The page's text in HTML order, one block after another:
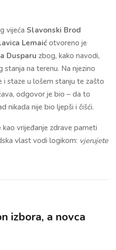
vijeća Slavonski Brod
Lemaić otvoreno je
Dusparu zbog, kako navodi,
na terenu. Na njezino
i staze u lošem stanju te zašto
odgovor je bio – da to
nikada nije bio ljepši i čišći.
kao vrijeđanje zdrave pameti
vlast vodi logikom: vjerujete
izbora, a novca